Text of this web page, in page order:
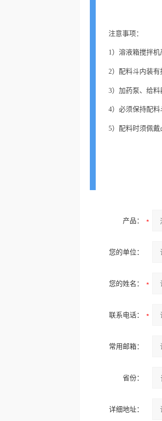
注意事项：
1）溶液箱搅拌机
2）配料斗内装有
3）加药泵、给料
4）必须保持配料
5）配料时须佩戴
产品：
您的单位：
您的姓名：
联系电话：
常用邮箱：
省份：
详细地址：